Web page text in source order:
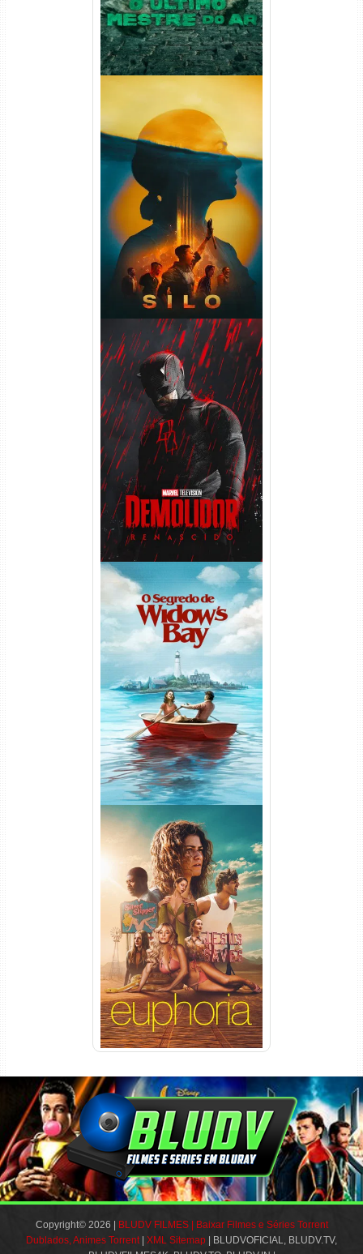
Silo 2ª Temporada (2024)
WEB-DL 1080p Dual Áudio
Demolidor: Renascido 2ª
Temporada (2026) WEB-DL
1080p Dual Áudio
O Segredo de Widow’s Bay
1ª Temporada Torrent (2026)
WEB-DL 1080p Dual Áudio
Euphoria 3ª Temporada
Torrent (2026) WEB-DL 1080p
Dual Áudio
Copyright© 2026 |
BLUDV FILMES | Baixar Filmes e Séries Torrent
Dublados, Animes Torrent| XML Sitemap | BLUDVOFICIAL, BLUDV.TV,